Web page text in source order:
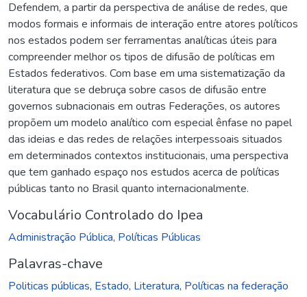
Defendem, a partir da perspectiva de análise de redes, que
modos formais e informais de interação entre atores políticos
nos estados podem ser ferramentas analíticas úteis para
compreender melhor os tipos de difusão de políticas em
Estados federativos. Com base em uma sistematização da
literatura que se debruça sobre casos de difusão entre
governos subnacionais em outras Federações, os autores
propõem um modelo analítico com especial ênfase no papel
das ideias e das redes de relações interpessoais situados
em determinados contextos institucionais, uma perspectiva
que tem ganhado espaço nos estudos acerca de políticas
públicas tanto no Brasil quanto internacionalmente.
Vocabulário Controlado do Ipea
Administração Pública, Políticas Públicas
Palavras-chave
Politicas públicas, Estado, Literatura, Políticas na federação